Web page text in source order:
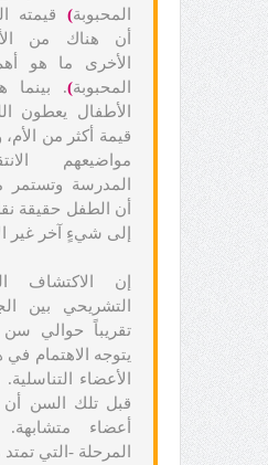
المحبوبة) قيمته
أن هناك من
الأخرى ما هو
المحبوبة). بينما
الأطفال يعطون
قيمة أكثر من الأم،
مواضيعهم
المدرسة وتستمر
أن الطفل حقيقة
إلى شيءٍ آخر غير
إن الاكتشاف
التشريحي بين
تقريباً حوالي سن
يتوجه الاهتمام
الأعضاء
قبل تلك السن أن
أعضاء
المرحلة -التي